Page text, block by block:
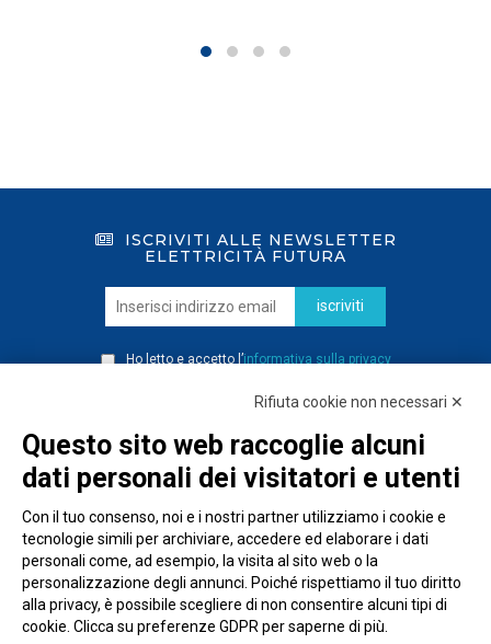
ISCRIVITI ALLE NEWSLETTER
ELETTRICITÀ FUTURA
iscriviti
Ho letto e accetto l’informativa sulla privacy
Rifiuta cookie non necessari ✕
Questo sito web raccoglie alcuni
dati personali dei visitatori e utenti
Con il tuo consenso, noi e i nostri partner utilizziamo i cookie e
tecnologie simili per archiviare, accedere ed elaborare i dati
personali come, ad esempio, la visita al sito web o la
personalizzazione degli annunci. Poiché rispettiamo il tuo diritto
alla privacy, è possibile scegliere di non consentire alcuni tipi di
cookie. Clicca su preferenze GDPR per saperne di più.